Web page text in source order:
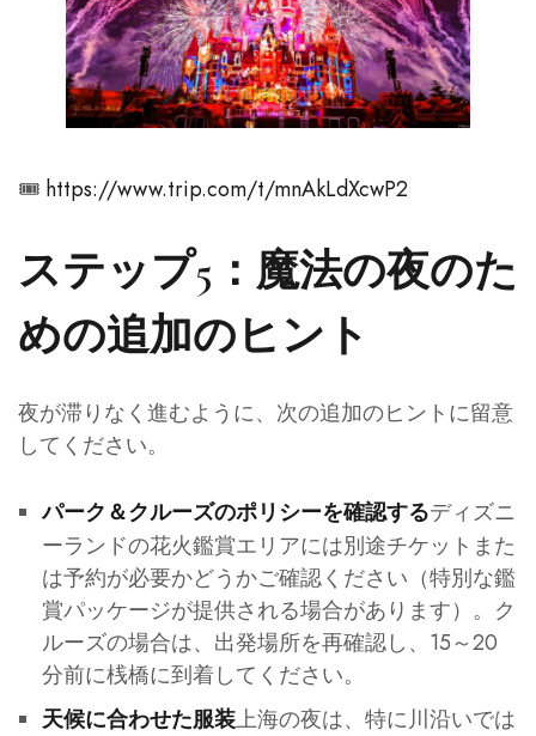
🎟️ https://www.trip.com/t/mnAkLdXcwP2
ステップ5：魔法の夜のた
めの追加のヒント
夜が滞りなく進むように、次の追加のヒントに留意
してください。
パーク＆クルーズのポリシーを確認するディズニ
ーランドの花火鑑賞エリアには別途チケットまた
は予約が必要かどうかご確認ください（特別な鑑
賞パッケージが提供される場合があります）。ク
ルーズの場合は、出発場所を再確認し、15～20
分前に桟橋に到着してください。
天候に合わせた服装上海の夜は、特に川沿いでは